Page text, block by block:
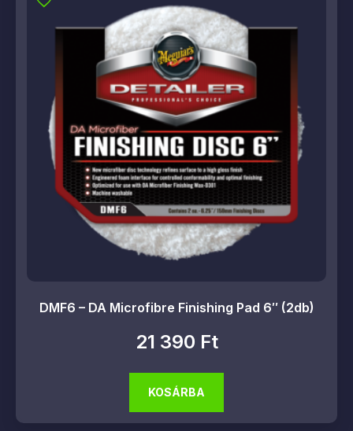
DMF6 – DA Microfibre Finishing Pad 6″ (2db)
21 390 Ft
KOSÁRBA